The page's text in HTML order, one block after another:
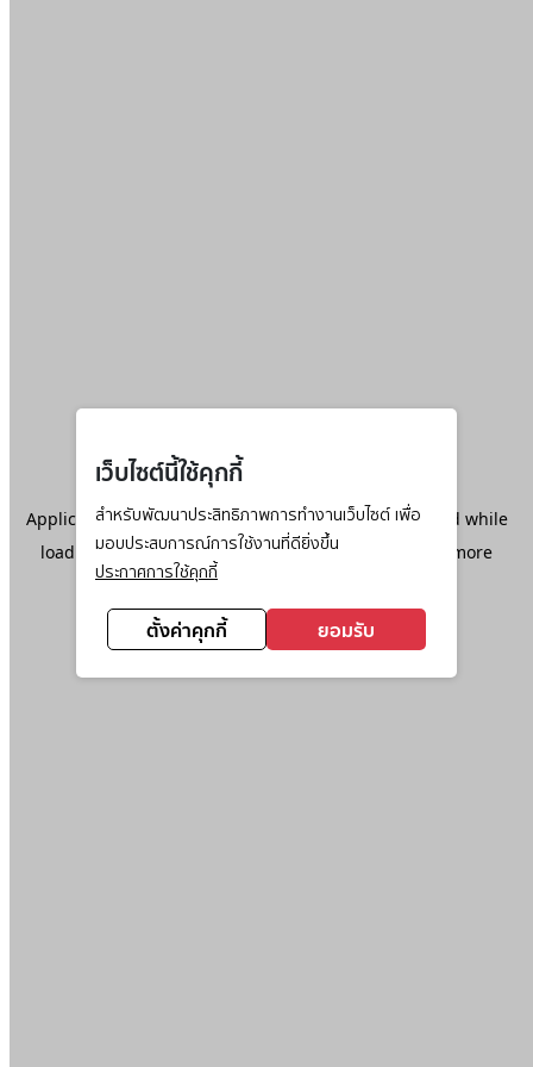
เว็บไซต์นี้ใช้คุกกี้
สำหรับพัฒนาประสิทธิภาพการทำงานเว็บไซต์ เพื่อ
มอบประสบการณ์การใช้งานที่ดียิ่งขึ้น
ประกาศการใช้คุกกี้
ตั้งค่าคุกกี้ ยอมรับ
Application error: aclient-side exception has occurred while
loadingwww.ktc.co.th(see the browser console
for more
information).